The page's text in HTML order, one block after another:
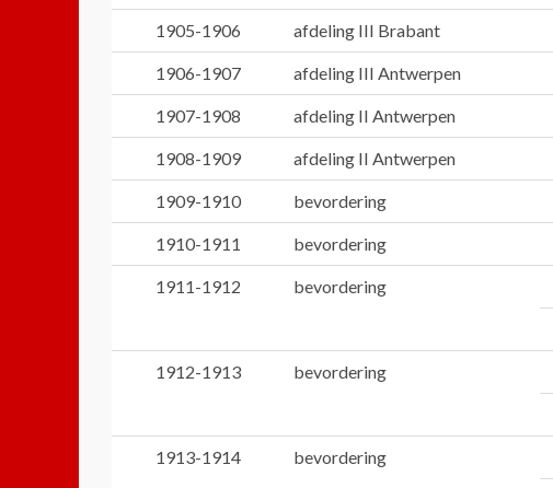
1905-1906 afdeling III Brabant
1906-1907 afdeling III Antwerpen
1907-1908 afdeling II Antwerpen
1908-1909 afdeling II Antwerpen
1909-1910 bevordering
1910-1911 bevordering
1911-1912 bevordering
1912-1913 bevordering
1913-1914 bevordering